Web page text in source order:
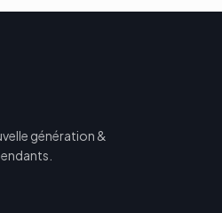
génération &